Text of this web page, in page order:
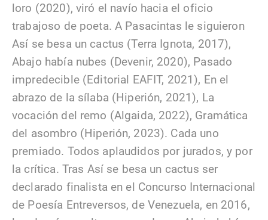
loro (2020), viró el navío hacia el oficio
trabajoso de poeta. A Pasacintas le siguieron
Así se besa un cactus (Terra Ignota, 2017),
Abajo había nubes (Devenir, 2020), Pasado
impredecible (Editorial EAFIT, 2021), En el
abrazo de la sílaba (Hiperión, 2021), La
vocación del remo (Algaida, 2022), Gramática
del asombro (Hiperión, 2023). Cada uno
premiado. Todos aplaudidos por jurados, y por
la crítica. Tras Así se besa un cactus ser
declarado finalista en el Concurso Internacional
de Poesía Entreversos, de Venezuela, en 2016,